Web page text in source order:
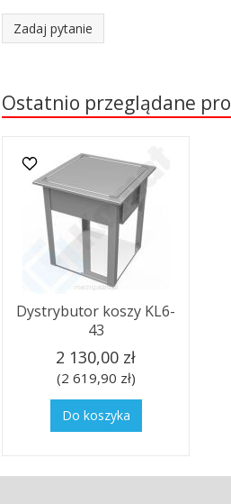
Zadaj pytanie
Ostatnio przeglądane
Dystrybutor koszy KL6-
43
2 130,00 zł
(2 619,90 zł)
Do koszyka